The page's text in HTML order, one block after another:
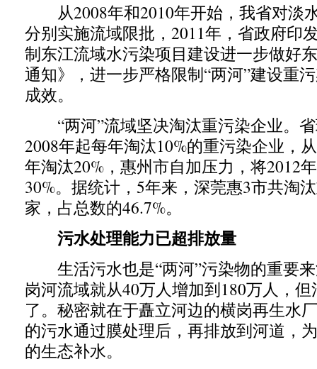
从2008年和2010年开始，我省对淡
分别实施流域限批，2011年，省政府印
制东江流域水污染项目建设进一步做好
通知》，进一步严格限制“两河”建设重
成效。
“两河”流域坚决淘汰重污染企业。
2008年起每年淘汰10%的重污染企业，
年淘汰20%，惠州市自加压力，将2012
30%。据统计，5年来，深莞惠3市共淘
家，占总数的46.7%。
污水处理能力已超排放量
生活污水也是“两河”污染物的重要来
岗河流域就从40万人增加到180万人，
了。秘密就在于矗立河边的横岗再生水
的污水通过膜处理后，再排放到河道，
的生态补水。